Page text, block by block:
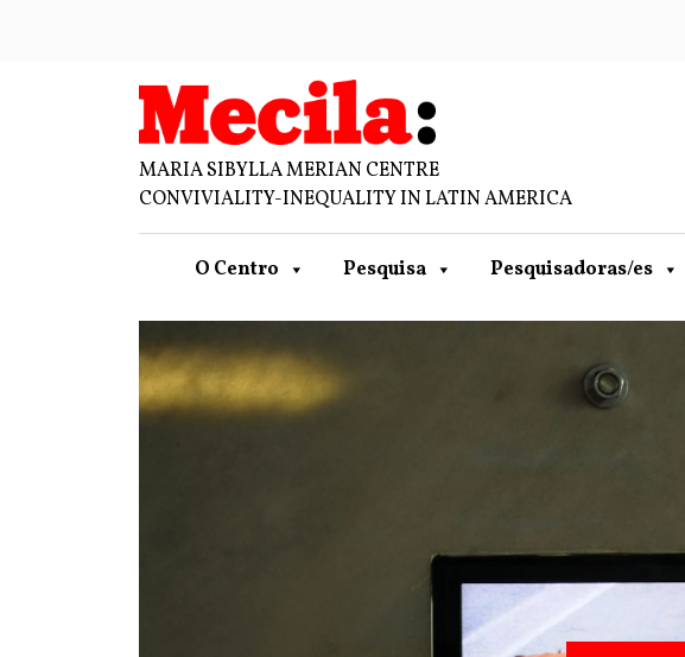
MARIA SIBYLLA MERIAN CENTRE
CONVIVIALITY-INEQUALITY IN LATIN AMERICA
O Centro Pesquisa Pesquisadoras/es